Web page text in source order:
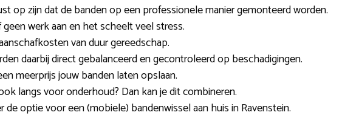
op zijn dat de banden op een professionele manier gemonteerd worden.
werk aan en het scheelt veel stress.
van duur gereedschap.
daarbij direct gebalanceerd en gecontroleerd op beschadigingen.
meerprijs jouw banden laten opslaan.
langs voor onderhoud? Dan kan je dit combineren.
de optie voor een (mobiele) bandenwissel aan huis in Ravenstein.